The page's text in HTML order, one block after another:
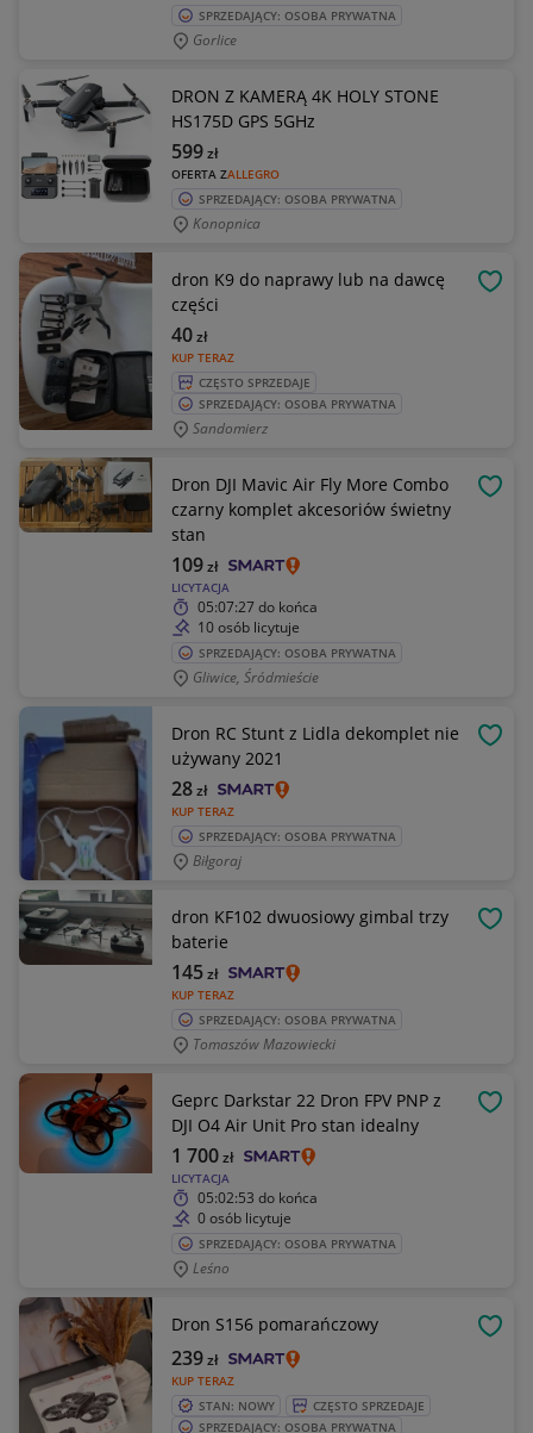
SPRZEDAJĄCY: OSOBA PRYWATNA
Gorlice
DRON Z KAMERĄ 4K HOLY STONE
HS175D GPS 5GHz
OFERTA ZALLEGRO
599zł
SPRZEDAJĄCY: OSOBA PRYWATNA
Konopnica
dron K9 do naprawy lub na dawcę
części
KUP TERAZ
40zł
CZĘSTO SPRZEDAJE
SPRZEDAJĄCY: OSOBA PRYWATNA
Sandomierz
Dron DJI Mavic Air Fly More Combo
czarny komplet akcesoriów świetny
stan
LICYTACJA
109zł
05:07:27do końca
10 osób licytuje
SPRZEDAJĄCY: OSOBA PRYWATNA
Gliwice, Śródmieście
Dron RC Stunt z Lidla dekomplet nie
używany 2021
KUP TERAZ
28zł
SPRZEDAJĄCY: OSOBA PRYWATNA
Biłgoraj
dron KF102 dwuosiowy gimbal trzy
baterie
KUP TERAZ
145zł
SPRZEDAJĄCY: OSOBA PRYWATNA
Tomaszów Mazowiecki
Geprc Darkstar 22 Dron FPV PNP z
DJI O4 Air Unit Pro stan idealny
LICYTACJA
1 700zł
05:02:53 do końca
0 osób licytuje
SPRZEDAJĄCY: OSOBA PRYWATNA
Leśno
Dron S156 pomarańczowy
KUP TERAZ
239zł
STAN: NOWY
CZĘSTO SPRZEDAJE
SPRZEDAJĄCY: OSOBA PRYWATNA